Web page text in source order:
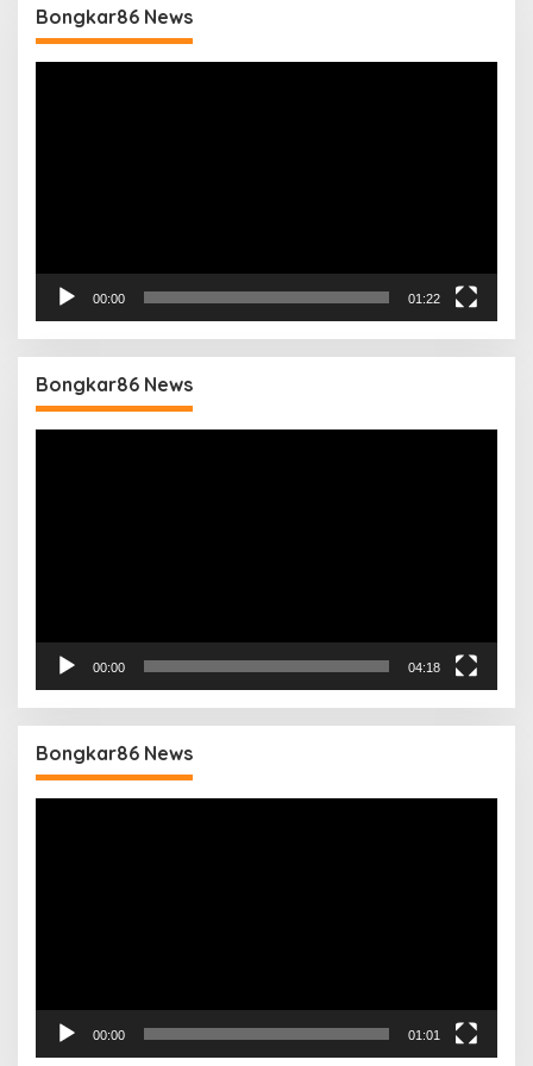
Bongkar86 News
00:00 01:22
Bongkar86 News
00:00 04:18
Bongkar86 News
00:00 01:01